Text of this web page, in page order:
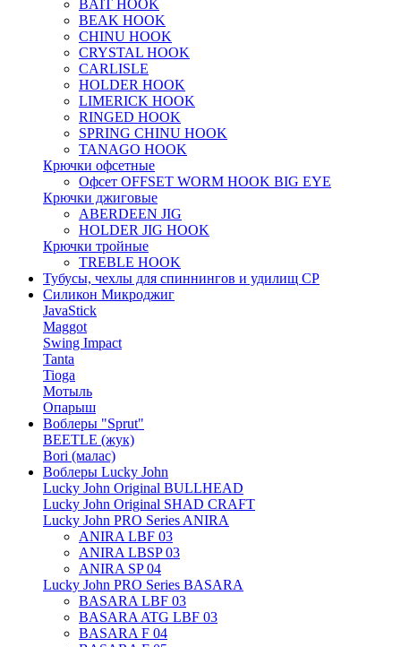
BAIT HOOK
BEAK HOOK
CHINU HOOK
CRYSTAL HOOK
CARLISLE
HOLDER HOOK
LIMERICK HOOK
RINGED HOOK
SPRING CHINU HOOK
TANAGO HOOK
Крючки офсетные
Офсет OFFSET WORM HOOK BIG EYE
Крючки джиговые
ABERDEEN JIG
HOLDER JIG HOOK
Крючки тройные
TREBLE HOOK
Тубусы, чехлы для спиннингов и удилищ СР
Силикон Микроджиг
JavaStick
Maggot
Swing Impact
Tanta
Tioga
Мотыль
Опарыш
Воблеры "Sprut"
BEETLE (жук)
Bori (малас)
Воблеры Lucky John
Lucky John Original BULLHEAD
Lucky John Original SHAD CRAFT
Lucky John PRO Series ANIRA
ANIRA LBF 03
ANIRA LBSP 03
ANIRA SP 04
Lucky John PRO Series BASARA
BASARA LBF 03
BASARA ATG LBF 03
BASARA F 04